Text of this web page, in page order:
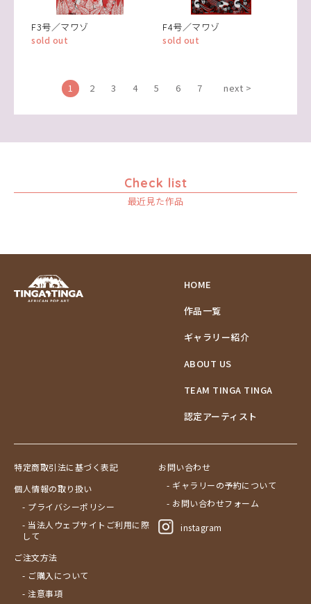
F3号／マワゾ
sold out
F4号／マワゾ
sold out
1 2 3 4 5 6 7 next >
Check list
最近見た作品
HOME
作品一覧
ギャラリー紹介
ABOUT US
TEAM TINGA TINGA
認定アーティスト
特定商取引法に基づく表記
個人情報の取り扱い
- プライバシーポリシー
- 当法人ウェブサイトご利用に際
して
ご注文方法
- ご購入について
- 注意事項
お問い合わせ
- ギャラリーの予約について
- お問い合わせフォーム
instagram